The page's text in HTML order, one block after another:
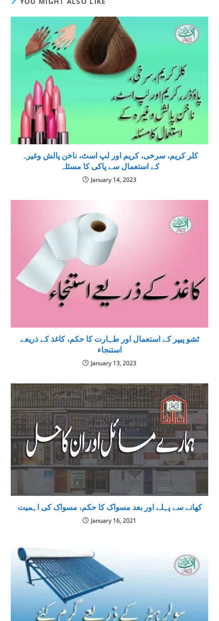
کلر کریم، سرخی، کریم اور لپ اسٹ، ناخن پالش وغيرہ
كے استعمال سے پاكى كا مسئلہ
January 14, 2023
ٹشو پیپر کے استعمال اور طہارت کا حکم، کاغذ کے ذریعے
استنجاء
January 13, 2023
کھانے سے پہلے اور بعد مسواک کا حکم، مسواک کی اہمیت
January 16, 2021